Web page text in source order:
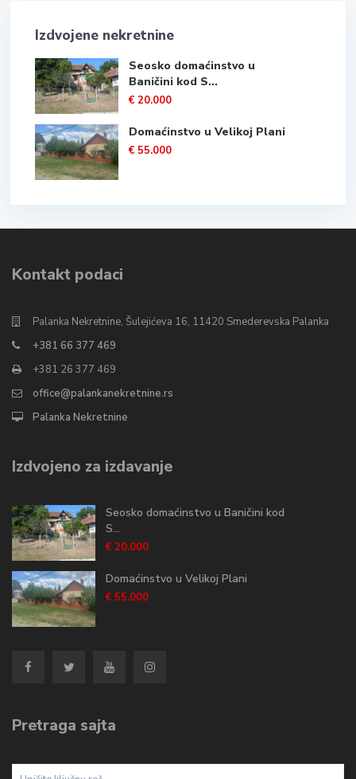
Izdvojene nekretnine
Seosko domaćinstvo u
Baničini kod S...
€ 20.000
Domaćinstvo u Velikoj Plani
€ 55.000
Kontakt podaci
Palanka Nekretnine, Šulejićeva 16, 11420 Smederevska Palanka
+381 66 377 469
+381 26 377 469
office@palankanekretnine.rs
Palanka Nekretnine
Izdvojeno za izdavanje
Seosko domaćinstvo u Baničini kod
S...
€ 20.000
Domaćinstvo u Velikoj Plani
€ 55.000
Pretraga sajta